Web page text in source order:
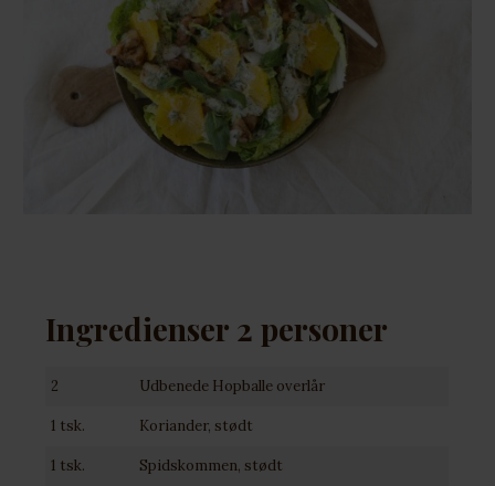
Ingredienser 2 personer
2 Udbenede Hopballe overlår
1 tsk. Koriander, stødt
1 tsk. Spidskommen, stødt